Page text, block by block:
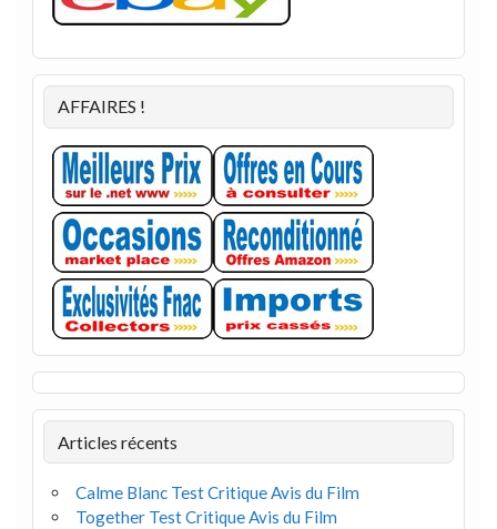
AFFAIRES !
Articles récents
Calme Blanc Test Critique Avis du Film
Together Test Critique Avis du Film